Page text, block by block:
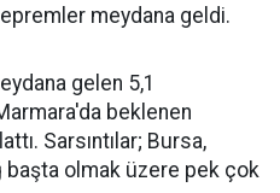
meydana geldi.
gelen 5,1
beklenen
Sarsıntılar; Bursa,
başta olmak üzere pek çok